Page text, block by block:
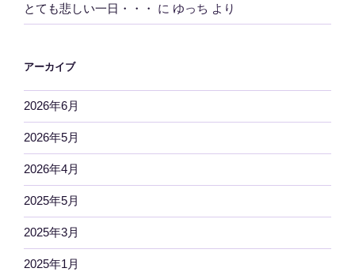
とても悲しい一日・・・ に ゆっち より
アーカイブ
2026年6月
2026年5月
2026年4月
2025年5月
2025年3月
2025年1月